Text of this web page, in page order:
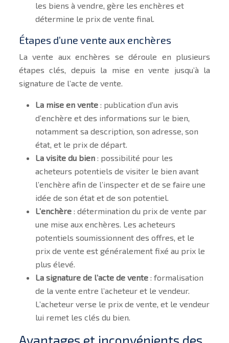
les biens à vendre, gère les enchères et
détermine le prix de vente final.
Étapes d’une vente aux enchères
La vente aux enchères se déroule en plusieurs
étapes clés, depuis la mise en vente jusqu’à la
signature de l’acte de vente.
La mise en vente : publication d’un avis
d’enchère et des informations sur le bien,
notamment sa description, son adresse, son
état, et le prix de départ.
La visite du bien : possibilité pour les
acheteurs potentiels de visiter le bien avant
l’enchère afin de l’inspecter et de se faire une
idée de son état et de son potentiel.
L’enchère : détermination du prix de vente par
une mise aux enchères. Les acheteurs
potentiels soumissionnent des offres, et le
prix de vente est généralement fixé au prix le
plus élevé.
La signature de l’acte de vente : formalisation
de la vente entre l’acheteur et le vendeur.
L’acheteur verse le prix de vente, et le vendeur
lui remet les clés du bien.
Avantages et inconvénients des